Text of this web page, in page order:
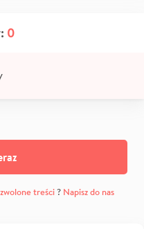
0
treści? Napisz do nas